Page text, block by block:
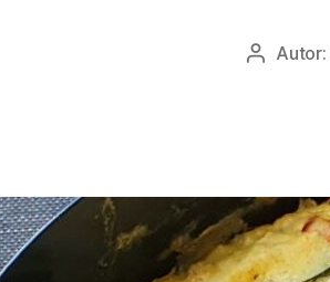
Autor: